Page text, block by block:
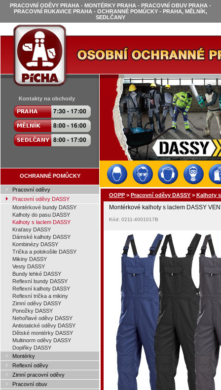
PRACOVNÍ ODĚVY PRAHA - MONTÉRKY PRAHA - PRACOVNÍ OBUV PRAHA -
PRACOVNÍ RUKAVICE PRAHA - OCHRANNÉ POMŮCKY - PRAHA, MĚLNÍK,
SEDLČANY
Kontakty na obchody
OCHRANNÉ POMŮCKY
Pracovní oděvy
Pracovní oděvy DASSY
Montérkové bundy DASSY
Kalhoty do pasu DASSY
Kalhoty s laclem DASSY
Kraťasy DASSY
Dámské kalhoty DASSY
Kombinézy DASSY
Trička a polokošile DASSY
Mikiny DASSY
Vesty DASSY
Bundy lehké DASSY
Reflexní bundy DASSY
Reflexní kalhoty DASSY
Reflexní trička a mikiny
Zimní oděvy DASSY
Ponožky DASSY
Nehořlavé oděvy DASSY
Antistatické oděvy DASSY
Dětské montérky DASSY
Multinorm oděvy DASSY
Doplňky DASSY
Montérky
Reflexní oděvy
Zimní pracovní oděvy
Pracovní obuv
OOPP > Pracovní oděvy DASSY > Kalhoty
Montérkové kalhoty s laclem DASSY
Kód: 0211-4001017B